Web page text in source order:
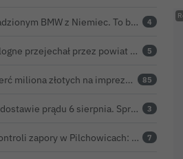
Jechał skradzionym BMW z Niemiec. To był dopiero początek problemów 33-latka 4
Tour de Pologne przejechał przez powiat bolesławiecki. Zobacz wideo z Zebrzydowej 5
Nawet ćwierć miliona złotych na imprezę restauratora. BOK nie chce ujawnić kosztów przed Świętem Ceramiki 85
Przerwy w dostawie prądu 6 sierpnia. Sprawdź, czy wyłączenia obejmą Twoją miejscowość 3
Urząd po kontroli zapory w Pilchowicach: 23,47 tony martwych ryb i zawiadomienie do prokuratury 7